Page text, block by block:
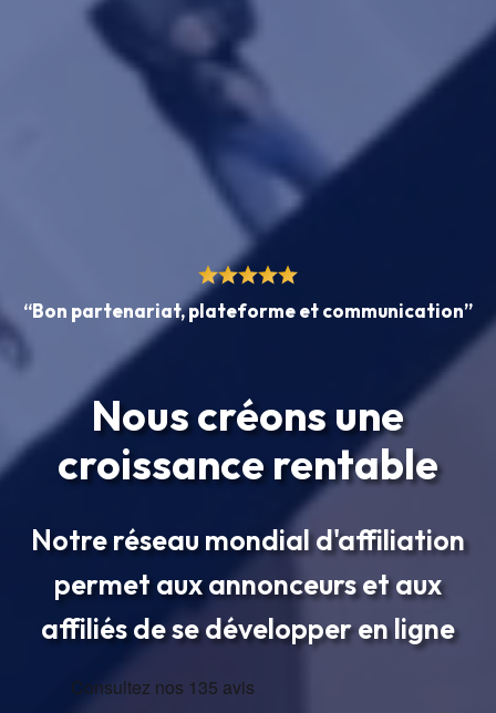
“Bon partenariat, plateforme et communication”
Nous créons une
croissance rentable
Notre réseau mondial d'affiliation
permet aux annonceurs et aux
affiliés de se développer en ligne